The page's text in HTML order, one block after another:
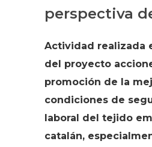
perspectiva
Actividad realizada
del proyecto
promoción de la
condiciones de
laboral del tejido
catalán,